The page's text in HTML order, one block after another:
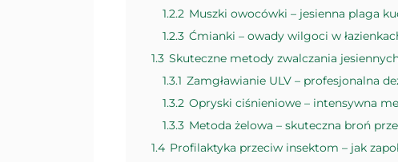
1.2.2 Muszki owocówki – jesienna plaga
1.2.3 Ćmianki – owady wilgoci w
1.3 Skuteczne metody zwalczania
1.3.1 Zamgławianie ULV – profesjonalna
1.3.2 Opryski ciśnieniowe – intensywna
1.3.3 Metoda żelowa – skuteczna broń
1.4 Profilaktyka przeciw insektom – jak